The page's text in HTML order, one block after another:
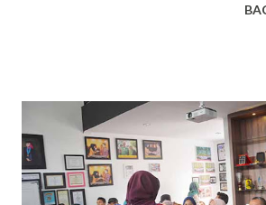
Outbound Team Building thematic ini